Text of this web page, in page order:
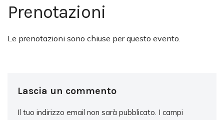
Prenotazioni
Le prenotazioni sono chiuse per questo evento.
Lascia un commento
Il tuo indirizzo email non sarà pubblicato. I campi